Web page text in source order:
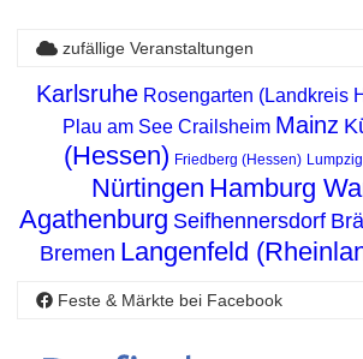
zufällige Veranstaltungen
Karlsruhe Rosengarten (Landkreis
Plau am See Crailsheim Mainz
(Hessen) Friedberg (Hessen) Lumpzig
Nürtingen Hamburg
Agathenburg Seifhennersdorf
Bremen Langenfeld
Feste & Märkte bei Facebook